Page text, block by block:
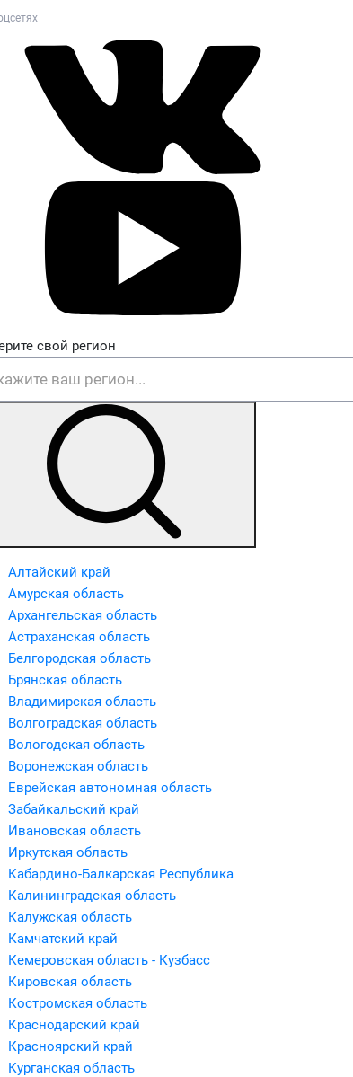
свой регион
Алтайский край
Амурская область
Архангельская область
Астраханская область
Белгородская область
Брянская область
Владимирская область
Волгоградская область
Вологодская область
Воронежская область
Еврейская автономная область
Забайкальский край
Ивановская область
Иркутская область
Кабардино-Балкарская Республика
Калининградская область
Калужская область
Камчатский край
Кемеровская область - Кузбасс
Кировская область
Костромская область
Краснодарский край
Красноярский край
Курганская область